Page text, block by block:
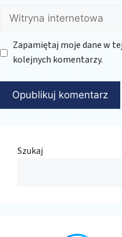
Witryna
internetowa
Zapamiętaj moje dane w
kolejnych komentarzy.
Szukaj